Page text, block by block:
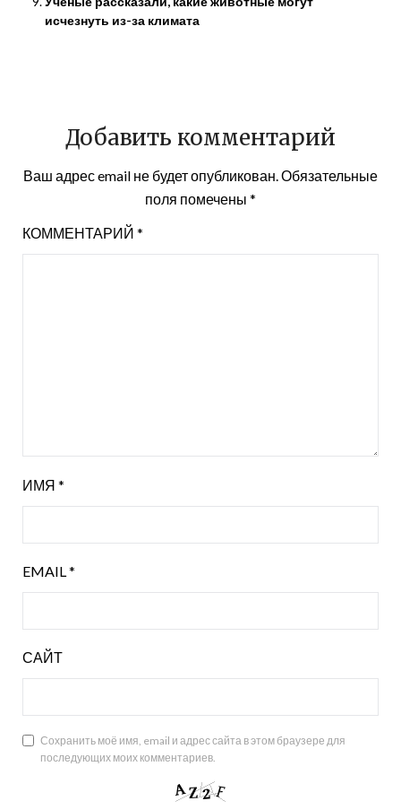
исчезнуть из-за климата
Добавить комментарий
Ваш адрес email не будет опубликован.Обязательные
поля помечены *
КОММЕНТАРИЙ *
ИМЯ *
EMAIL*
САЙТ
Сохранить моё имя, email и адрес сайта в этом браузере для
последующих моих комментариев.